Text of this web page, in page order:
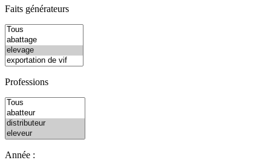
Faits générateurs
Professions
Année :